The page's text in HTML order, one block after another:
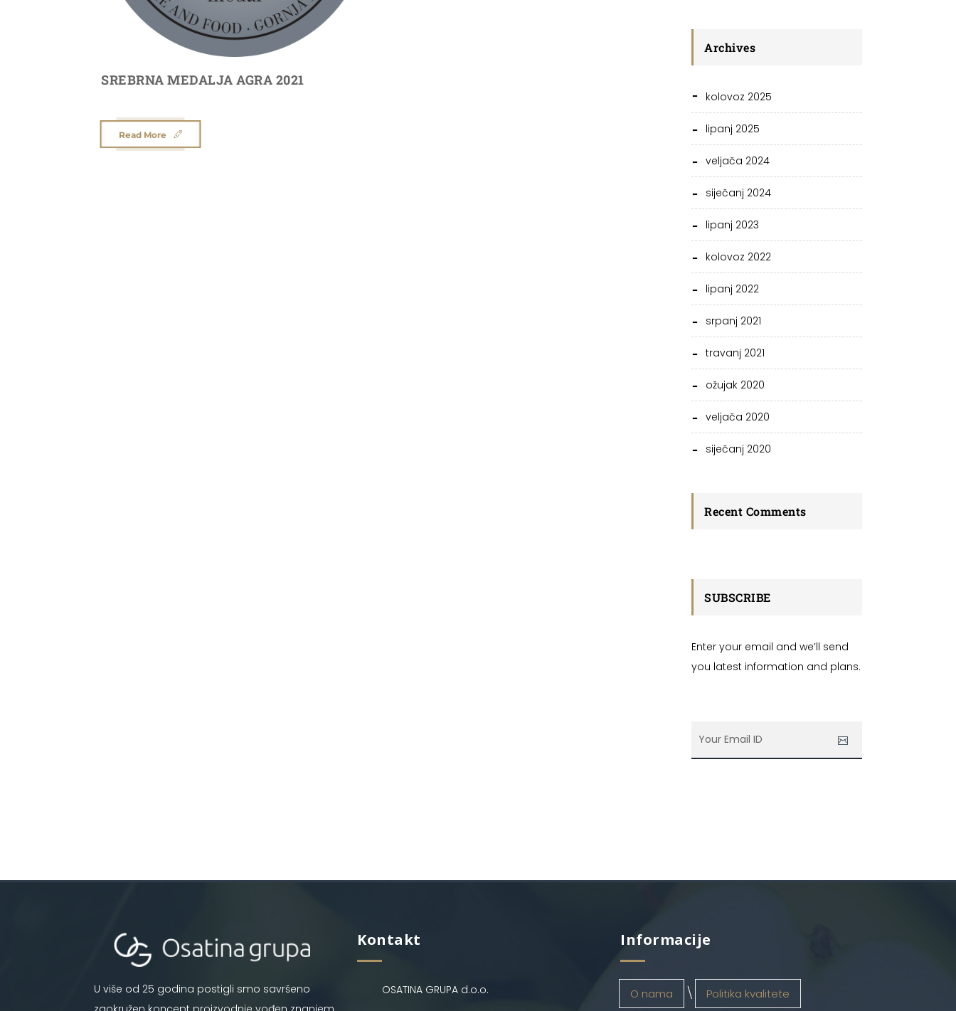
SREBRNA MEDALJA AGRA 2021
Read More
Archives
kolovoz 2025
lipanj 2025
veljača 2024
siječanj 2024
lipanj 2023
kolovoz 2022
lipanj 2022
srpanj 2021
travanj 2021
ožujak 2020
veljača 2020
siječanj 2020
Recent Comments
SUBSCRIBE
Enter your email and we’ll send
you latest information and plans.
U više od 25 godina postigli smo savršeno
Kontakt
OSATINA GRUPA d.o.o.
Informacije
O nama Politika kvalitete